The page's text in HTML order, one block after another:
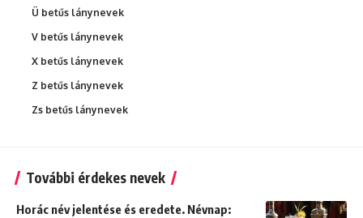
Ü betűs lánynevek
V betűs lánynevek
X betűs lánynevek
Z betűs lánynevek
Zs betűs lánynevek
További érdekes nevek
Horác név jelentése és eredete. Névnap: